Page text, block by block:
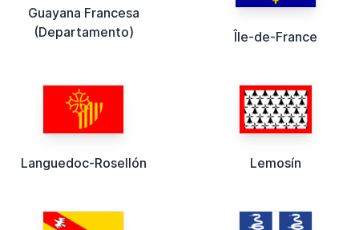
Guayana Francesa
(Departamento)
Île-de-France
Languedoc-Rosellón Lemosín